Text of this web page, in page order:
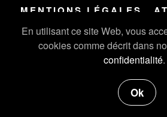
En utilisant ce site Web, vous
cookies comme décrit dans
confidentialité.
Ok
MENTIONS LÉGALES